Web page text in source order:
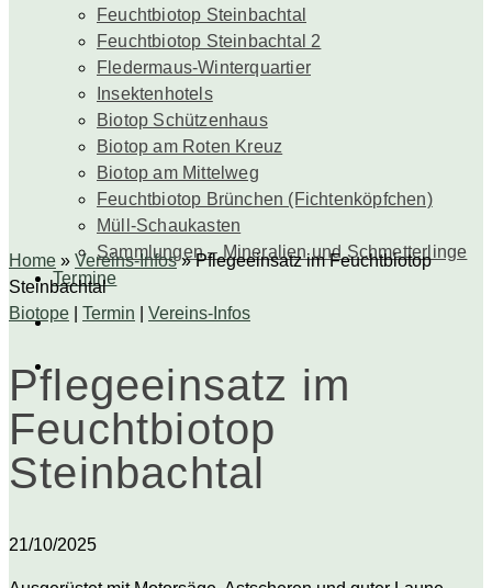
Feuchtbiotop Steinbachtal
Feuchtbiotop Steinbachtal 2
Fledermaus-Winterquartier
Insektenhotels
Biotop Schützenhaus
Biotop am Roten Kreuz
Biotop am Mittelweg
Feuchtbiotop Brünchen (Fichtenköpfchen)
Müll-Schaukasten
Sammlungen – Mineralien und Schmetterlinge
Termine
Home » Vereins-Infos » Pflegeeinsatz im Feuchtbiotop
Steinbachtal
Biotope
Termin Vereins-Infos
Pflegeeinsatz im
Feuchtbiotop
Steinbachtal
21/10/2025